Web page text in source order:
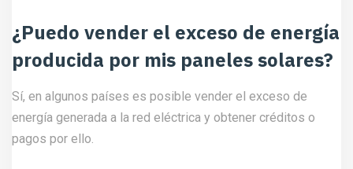
¿Puedo vender el exceso de energía
producida por mis paneles solares?
Sí, en algunos países es posible vender el exceso de
energía generada a la red eléctrica y obtener créditos o
pagos por ello.